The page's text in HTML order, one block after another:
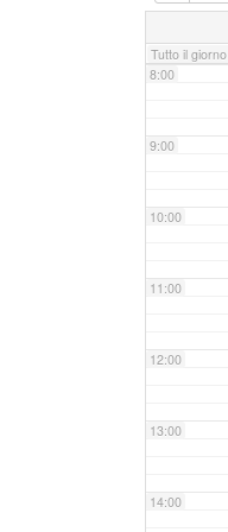
Tutto il giorno
8:00
9:00
10:00
11:00
12:00
13:00
14:00